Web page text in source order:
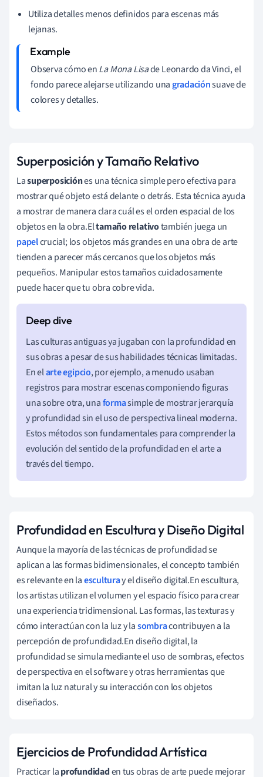
Utiliza detalles menos definidos para escenas más
lejanas.
Observa cómo enLa Mona Lisade Leonardo da Vinci, el
fondo parece alejarse utilizando una gradaciónsuave de
colores y detalles.
Superposición y Tamaño Relativo
Lasuperposiciónes una técnica simple pero efectiva para
mostrar qué objeto está delante o detrás. Esta técnica ayuda
a mostrar de manera clara cuál es el orden espacial de los
objetos en la obra.Eltamaño relativotambién juega un
papelcrucial; los objetos más grandes en una obra de arte
tienden a parecer más cercanos que los objetos más
pequeños. Manipular estos tamaños cuidadosamente
puede hacer que tu obra cobre vida.
Las culturas antiguas ya jugaban con la profundidad en
sus obras a pesar de sus habilidades técnicas limitadas.
En elarte egipcio, por ejemplo, a menudo usaban
registros para mostrar escenas componiendo figuras
una sobre otra, unaformasimple de mostrar jerarquía
y profundidad sin el uso de perspectiva lineal moderna.
Estos métodos son fundamentales para comprender la
evolución del sentido de la profundidad en el arte a
través del tiempo.
Profundidad en Escultura y Diseño Digital
Aunque la mayoría de las técnicas de profundidad se
aplican a las formas bidimensionales, el concepto también
es relevante en laesculturay el diseño digital.En escultura,
los artistas utilizan el volumen y el espacio físico para crear
una experiencia tridimensional. Las formas, las texturas y
cómo interactúan con la luz y lasombracontribuyen a la
percepción de profundidad.En diseño digital, la
profundidad se simula mediante el uso de sombras, efectos
de perspectiva en el software y otras herramientas que
imitan la luz natural y su interacción con los objetos
diseñados.
Ejercicios de Profundidad Artística
Practicar laprofundidaden tus obras de arte puede mejorar